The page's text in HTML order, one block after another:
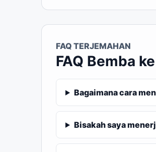
FAQ TERJEMAHAN
FAQ Bemba
Bagaimana cara
Bisakah saya